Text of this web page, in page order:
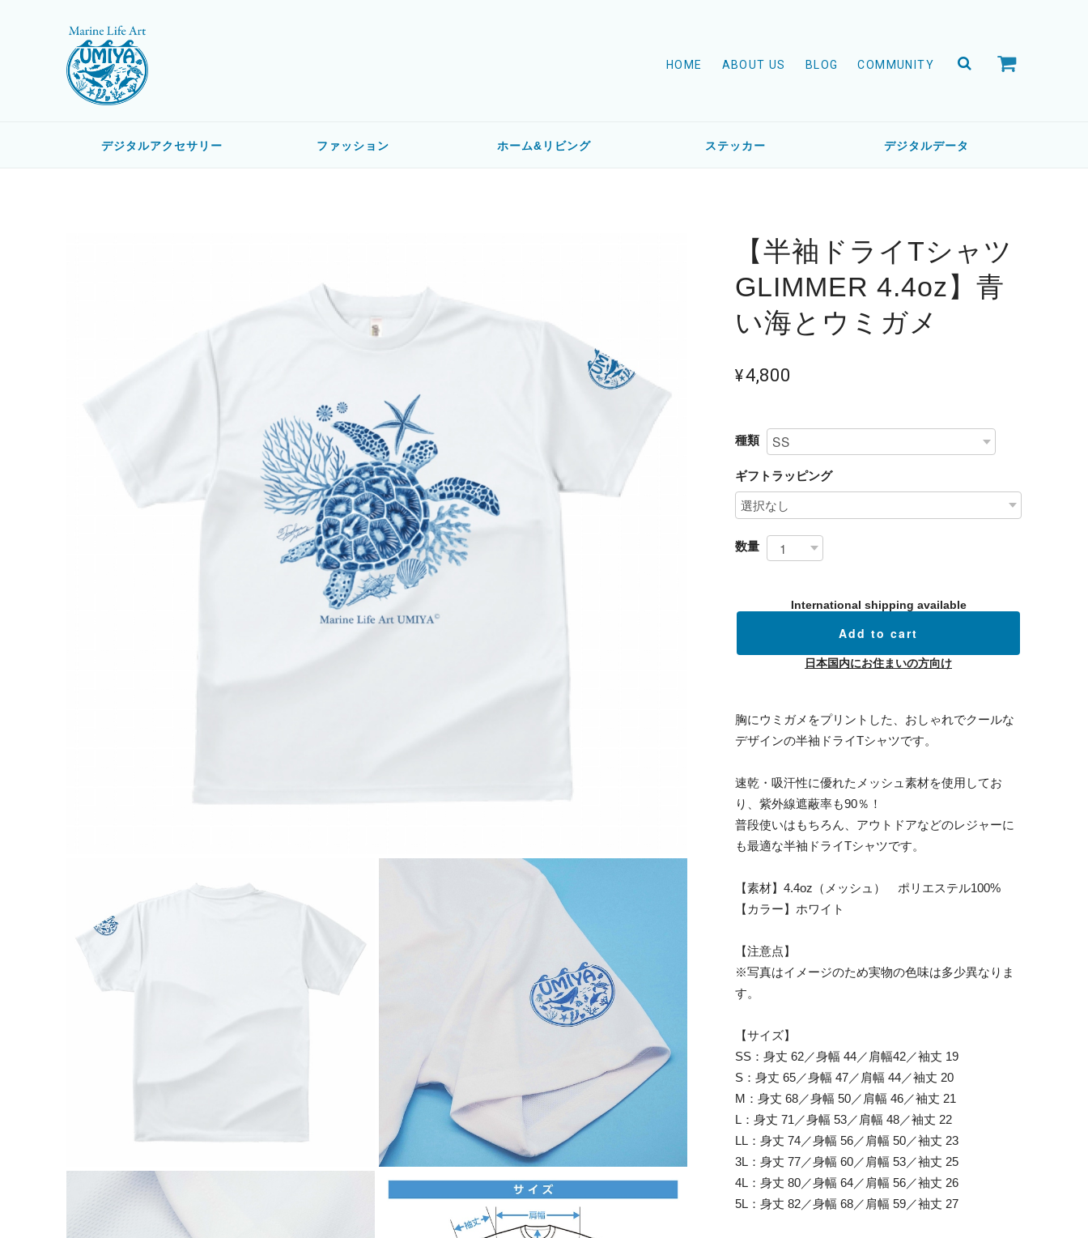
HOME ABOUT US BLOG COMMUNITY
デジタルアクセサリー ファッション ホーム&リビング ステッカー デジタルデータ
【半袖ドライTシャツ
GLIMMER 4.4oz】青
い海とウミガメ
¥4,800
種類
ギフトラッピング
数量
International shipping available
Add to cart
日本国内にお住まいの方向け
胸にウミガメをプリントした、おしゃれでクールな
デザインの半袖ドライTシャツです。
速乾・吸汗性に優れたメッシュ素材を使用してお
り、紫外線遮蔽率も90％！
普段使いはもちろん、アウトドアなどのレジャーに
も最適な半袖ドライTシャツです。
【素材】4.4oz（メッシュ） ポリエステル100%
【カラー】ホワイト
【注意点】
※写真はイメージのため実物の色味は多少異なりま
す。
【サイズ】
SS：身丈 62／身幅 44／肩幅42／袖丈 19
S：身丈 65／身幅 47／肩幅 44／袖丈 20
M：身丈 68／身幅 50／肩幅 46／袖丈 21
L：身丈 71／身幅 53／肩幅 48／袖丈 22
LL：身丈 74／身幅 56／肩幅 50／袖丈 23
3L：身丈 77／身幅 60／肩幅 53／袖丈 25
4L：身丈 80／身幅 64／肩幅 56／袖丈 26
5L：身丈 82／身幅 68／肩幅 59／袖丈 27